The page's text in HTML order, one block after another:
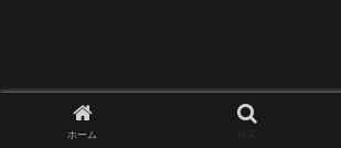
ホーム